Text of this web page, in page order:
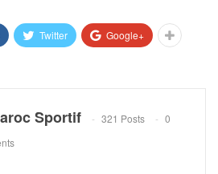
Twitter Google+
Sportif 321 Posts
0